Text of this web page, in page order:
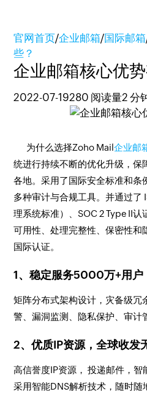
官网首页/企业邮箱/国际邮箱
些？
企业邮箱核心优
2022-07-19280 阅读量2 分
为什么选择Zoho Mail企业邮
统进行持续不断的优化升级，保
各地。采用了国际安全标准和条
多种审计与合规工具。并通过了
理系统标准）、SOC 2 Type II认
可用性、处理完整性、保密性和
国际认证。
1、稳定服务5000万+用户
矩阵分布式架构设计，灾备级冗
警、漏洞监测、隐私保护、审计
2、优质IP资源，全球收发
高信誉度IP资源， 投递邮件，智
采用智能DNS解析技术，随时随